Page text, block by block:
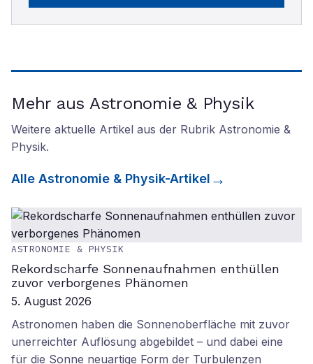
Mehr aus Astronomie & Physik
Weitere aktuelle Artikel aus der Rubrik Astronomie &
Physik.
Alle Astronomie & Physik-Artikel
ASTRONOMIE & PHYSIK
Rekordscharfe Sonnenaufnahmen enthüllen
zuvor verborgenes Phänomen
5. August 2026
Astronomen haben die Sonnenoberfläche mit zuvor
unerreichter Auflösung abgebildet – und dabei eine
für die Sonne neuartige Form der Turbulenzen